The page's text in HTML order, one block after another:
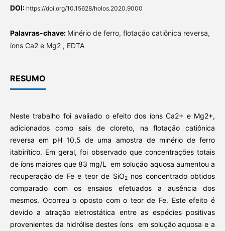
DOI: https://doi.org/10.15628/holos.2020.9000
Palavras-chave: Minério de ferro, flotação catiônica reversa,
íons Ca2 e Mg2 , EDTA
RESUMO
Neste trabalho foi avaliado o efeito dos íons Ca2+ e Mg2+,
adicionados como sais de cloreto, na flotação catiônica
reversa em pH 10,5 de uma amostra de minério de ferro
itabirítico. Em geral, foi observado que concentrações totais
de íons maiores que 83 mg/L em solução aquosa aumentou a
recuperação de Fe e teor de SiO2nos concentrado obtidos
comparado com os ensaios efetuados a ausência dos
mesmos. Ocorreu o oposto com o teor de Fe. Este efeito é
devido a atração eletrostática entre as espécies positivas
provenientes da hidrólise destes íons em solução aquosa e a